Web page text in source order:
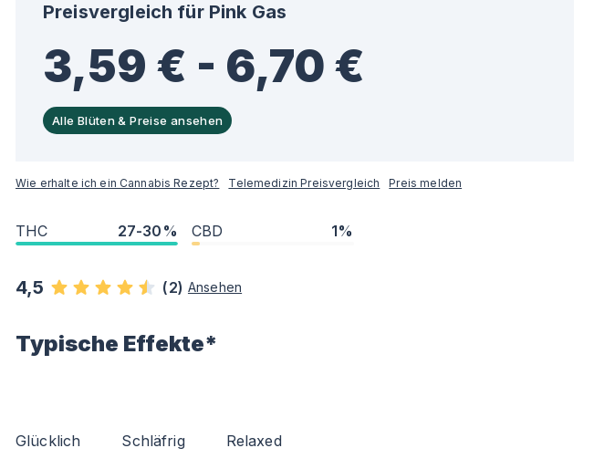
Preisvergleich für Pink Gas
3,59 € - 6,70 €
Alle Blüten & Preise ansehen
Wie erhalte ich ein Cannabis Rezept? Telemedizin Preisvergleich Preis melden
THC 27-30% CBD 1%
4,5 (2) Ansehen
Typische Effekte*
Glücklich Schläfrig Relaxed